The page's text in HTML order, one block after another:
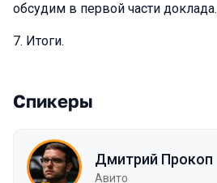
обсудим в первой части доклада.
7. Итоги.
Спикеры
Дмитрий Прокоп
Авито